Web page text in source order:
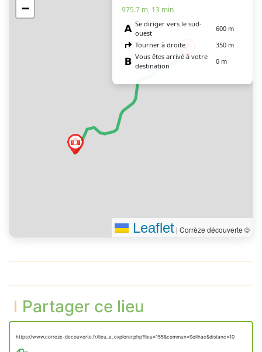
−
975.7 m, 13 min
Se diriger vers le sud-
ouest
600 m
Tourner à droite
350 m
Vous êtes arrivé à votre
destination
0 m
Leaflet | Corrèze découverte ©
Partager ce lieu
https://www.correze-decouverte.fr/lieu_a_explorer.php?lieu=155&commun=Seilhac&distanc=10